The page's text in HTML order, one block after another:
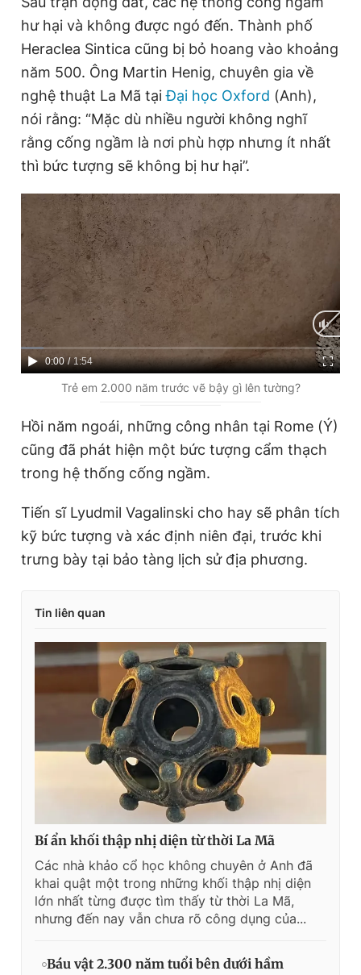
hư hại và không được ngó đến. Thành phố
Heraclea Sintica cũng bị bỏ hoang vào khoảng
năm 500. Ông Martin Henig, chuyên gia về
nghệ thuật La Mã tạiĐại học Oxford (Anh),
nói rằng: “Mặc dù nhiều người không nghĩ
rằng cống ngầm là nơi phù hợp nhưng ít nhất
thì bức tượng sẽ không bị hư hại”.
C
e
T
i
0:00 / D
u
a
t
i
n
1:54
Trẻ em 2.000 năm trước vẽ bậy gì lên tường?
Hồi năm ngoái, những công nhân tại Rome (Ý)
cũng đã phát hiện một bức tượng cẩm thạch
trong hệ thống cống ngầm.
Tiến sĩ Lyudmil Vagalinski cho hay sẽ phân tích
kỹ bức tượng và xác định niên đại, trước khi
trưng bày tại bảo tàng lịch sử địa phương.
Tin liên quan
Bí ẩn khối thập nhị diện từ thời La Mã
Các nhà khảo cổ học không chuyên ở Anh đã
khai quật một trong những khối thập nhị diện
lớn nhất từng được tìm thấy từ thời La Mã,
nhưng đến nay vẫn chưa rõ công dụng của...
Báu vật 2.300 năm tuổi bên dưới hầm